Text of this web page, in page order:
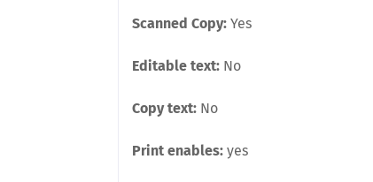
Scanned Copy: Yes
Editable text: No
Copy text: No
Print enables: yes